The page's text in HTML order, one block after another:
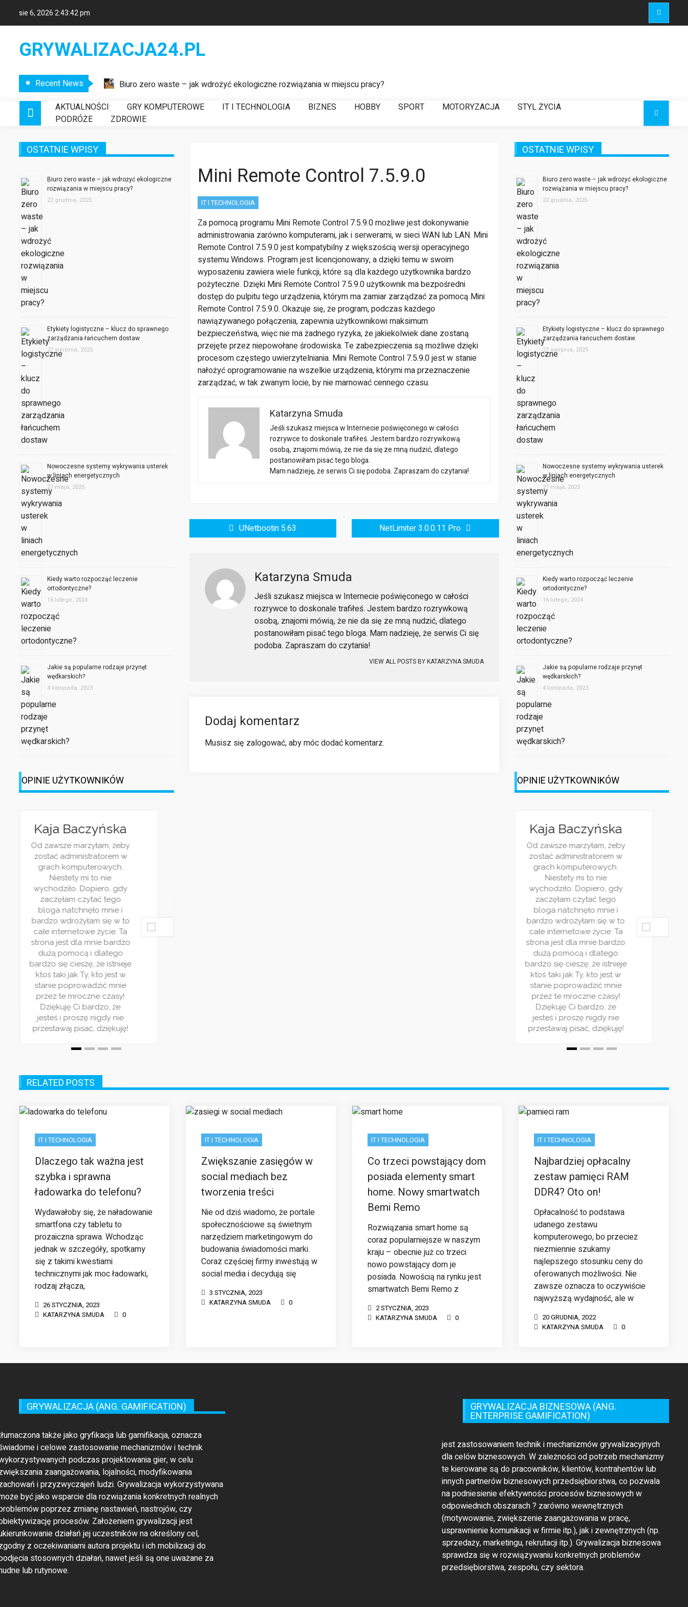
sie 6, 20262:43:42 pm
GRYWALIZACJA24.PL
Recent News
Biuro zero waste – jak wdrożyć ekologiczne rozwiązania w miejscu pracy?
Nowoczesne systemy wykrywania usterek w liniach energetycznych
AKTUALNOŚCI GRY KOMPUTEROWE IT I TECHNOLOGIA BIZNES HOBBY SPORT MOTORYZACJA
STYL ŻYCIA
PODRÓŻE
ZDROWIE
Mini Remote Control 7.5.9.0
IT I TECHNOLOGIA
Za pomocą programu Mini Remote Control 7.5.9.0 możliwe jest dokonywanie
administrowania zarówno komputerami, jak i serwerami, w sieci WAN lub LAN. Mini
Remote Control 7.5.9.0 jest kompatybilny z większością wersji operacyjnego
systemu Windows. Program jest licencjonowany, a dzięki temu w swoim
wyposażeniu zawiera wiele funkcji, które są dla każdego użytkownika bardzo
pożyteczne. Dzięki Mini Remote Control 7.5.9.0 użytkownik ma bezpośredni
dostęp do pulpitu tego urządzenia, którym ma zamiar zarządzać za pomocą Mini
Remote Control 7.5.9.0. Okazuje się, że program, podczas każdego
nawiązywanego połączenia, zapewnia użytkownikowi maksimum
bezpieczeństwa, więc nie ma żadnego ryzyka, że jakiekolwiek dane zostaną
przejęte przez niepowołane środowiska. Te zabezpieczenia są możliwe dzięki
procesom częstego uwierzytelniania. Mini Remote Control 7.5.9.0 jest w stanie
nałożyć oprogramowanie na wszelkie urządzenia, którymi ma przeznaczenie
zarządzać, w tak zwanym locie, by nie marnować cennego czasu.
Katarzyna Smuda
Jeśli szukasz miejsca w Internecie poświęconego w całości
rozrywce to doskonale trafiłeś. Jestem bardzo rozrywkową
osobą, znajomi mówią, że nie da się ze mną nudzić, dlatego
postanowiłam pisać tego bloga.
Mam nadzieję, że serwis Ci się podoba. Zapraszam do czytania!
wpisu
UNetbootin 5.63 NetLimiter 3.0.0.11 Pro
Katarzyna Smuda
Jeśli szukasz miejsca w Internecie poświęconego w całości
rozrywce to doskonale trafiłeś. Jestem bardzo rozrywkową
osobą, znajomi mówią, że nie da się ze mną nudzić, dlatego
postanowiłam pisać tego bloga. Mam nadzieję, że serwis Ci się
podoba. Zapraszam do czytania!
VIEW ALL POSTS BYKATARZYNA SMUDA
Dodaj komentarz
Musisz się zalogować, aby móc dodać komentarz.
OSTATNIE WPISY
Biuro zero waste – jak wdrożyć ekologiczne
rozwiązania w miejscu pracy?
22 grudnia, 2025
Etykiety logistyczne – klucz do sprawnego
zarządzania łańcuchem dostaw
27 sierpnia, 2025
Nowoczesne systemy wykrywania usterek
w liniach energetycznych
27 maja, 2025
Kiedy warto rozpocząć leczenie
ortodontyczne?
16 lutego, 2024
Jakie są popularne rodzaje przynęt
wędkarskich?
4 listopada, 2023
OPINIE UŻYTKOWNIKÓW
Kaja Baczyńska
Od zawsze marzyłam, żeby
zostać administratorem w
grach komputerowych.
Niestety mi to nie
wychodziło. Dopiero, gdy
zaczęłam czytać tego
bloga natchnęło mnie i
bardzo wdrożyłam się w to
całe internetowe życie. Ta
strona jest dla mnie bardzo
dużą pomocą i dlatego
bardzo się cieszę, że istnieje
ktoś taki jak Ty, kto jest w
stanie poprowadzić mnie
przez te mroczne czasy!
Dziękuję Ci bardzo, że
jesteś i proszę nigdy nie
przestawaj pisać, dziękuję!
Michalina
Wisłocka
Serdcznie polecam ten
serwis! Znalazłam tutaj
bardzo wiele ciekawych
wpisów! Rozrywka to dobry
temat, lekki i poczytny! Na
prawdę trzymajcie ten
poziom bo zdecydowanie
warto! Z tego co widzę
nowy cykl na blogu cieszy
się ogromną popularnością
dlatego nie warto tego
zaniechać ! Trzymam kciuki
za Wasz serwis!
OSTATNIE WPISY
Biuro zero waste – jak wdrożyć ekologiczne
rozwiązania w miejscu pracy?
22 grudnia, 2025
Etykiety logistyczne – klucz do sprawnego
zarządzania łańcuchem dostaw
27 sierpnia, 2025
Nowoczesne systemy wykrywania usterek
w liniach energetycznych
27 maja, 2025
Kiedy warto rozpocząć leczenie
ortodontyczne?
16 lutego, 2024
Jakie są popularne rodzaje przynęt
wędkarskich?
4 listopada, 2023
OPINIE UŻYTKOWNIKÓW
Kaja Baczyńska
Od zawsze marzyłam, żeby
zostać administratorem w
grach komputerowych.
Niestety mi to nie
wychodziło. Dopiero, gdy
zaczęłam czytać tego
bloga natchnęło mnie i
bardzo wdrożyłam się w to
całe internetowe życie. Ta
strona jest dla mnie bardzo
dużą pomocą i dlatego
bardzo się cieszę, że istnieje
ktoś taki jak Ty, kto jest w
stanie poprowadzić mnie
przez te mroczne czasy!
Dziękuję Ci bardzo, że
jesteś i proszę nigdy nie
przestawaj pisać, dziękuję!
RELATED POSTS
IT I TECHNOLOGIA
Dlaczego tak ważna jest
szybka i sprawna
ładowarka do telefonu?
Wydawałoby się, że naładowanie
smartfona czy tabletu to
prozaiczna sprawa. Wchodząc
jednak w szczegóły, spotkamy
się z takimi kwestiami
technicznymi jak moc ładowarki,
rodzaj złącza,
26 STYCZNIA, 2023
KATARZYNA SMUDA
0
IT I TECHNOLOGIA
Zwiększanie zasięgów w
social mediach bez
tworzenia treści
Nie od dziś wiadomo, że portale
społecznościowe są świetnym
narzędziem marketingowym do
budowania świadomości marki.
Coraz częściej firmy inwestują w
social media i decydują się
3 STYCZNIA, 2023
KATARZYNA SMUDA
0
IT I TECHNOLOGIA
Co trzeci powstający dom
posiada elementy smart
home. Nowy smartwatch
Bemi Remo
Rozwiązania smart home są
coraz popularniejsze w naszym
kraju – obecnie już co trzeci
nowo powstający dom je
posiada. Nowością na rynku jest
smartwatch Bemi Remo z
2 STYCZNIA, 2023
KATARZYNA SMUDA
0
IT I TECHNOLOGIA
Najbardziej opłacalny
zestaw pamięci RAM
DDR4? Oto on!
Opłacalność to podstawa
udanego zestawu
komputerowego, bo przecież
niezmiennie szukamy
najlepszego stosunku ceny do
oferowanych możliwości. Nie
zawsze oznacza to oczywiście
najwyższą wydajność, ale w
20 GRUDNIA, 2022
KATARZYNA SMUDA
0
GRYWALIZACJA (ANG. GAMIFICATION)
także jako gryfikacja lub gamifikacja, oznacza
i celowe zastosowanie mechanizmów i technik
podczas projektowania gier, w celu
zaangażowania, lojalności, modyfikowania
i przyzwyczajeń ludzi. Grywalizacja wykorzystywana
być jako wsparcie dla rozwiązania konkretnych realnych
poprzez zmianę nastawień, nastrojów, czy
procesów. Założeniem grywalizacji jest
działań jej uczestników na określony cel,
z oczekiwaniami autora projektu i ich mobilizacji do
stosownych działań, nawet jeśli są one uważane za
lub rutynowe.
GRYWALIZACJA BIZNESOWA (ANG.
ENTERPRISE GAMIFICATION)
jest zastosowaniem technik i mechanizmów grywalizacyjnych
dla celów biznesowych. W zależności od potrzeb mechanizmy
te kierowane są do pracowników, klientów, kontrahentów lub
innych partnerów biznesowych przedsiębiorstwa, co pozwala
na podniesienie efektywności procesów biznesowych w
odpowiednich obszarach ? zarówno wewnętrznych
(motywowanie, zwiększenie zaangażowania w pracę,
usprawnienie komunikacji w firmie itp.), jak i zewnętrznych (np.
sprzedaży, marketingu, rekrutacji itp.). Grywalizacja biznesowa
sprawdza się w rozwiązywaniu konkretnych problemów
przedsiębiorstwa, zespołu, czy sektora.